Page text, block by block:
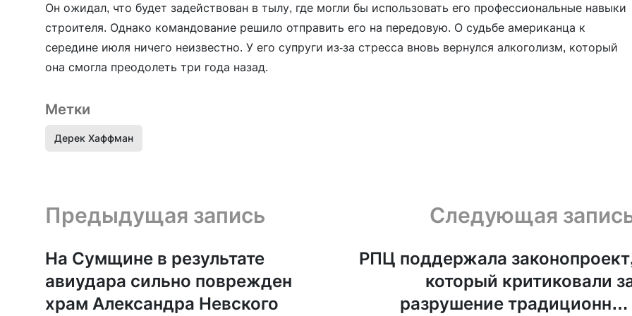
Он ожидал, что будет задействован в тылу, где могли бы использовать его профессиональные навыки
строителя. Однако командование решило отправить его на передовую. О судьбе американца к
середине июля ничего неизвестно. У его супруги из-за стресса вновь вернулся алкоголизм, который
она смогла преодолеть три года назад.
Метки
Дерек Хаффман
Предыдущая запись и следующая запись
Предыдущая запись
На Сумщине в результате
авиудара сильно поврежден
храм Александра Невского
Следующая
РПЦ поддержала
который критиковали
разрушение традиционных